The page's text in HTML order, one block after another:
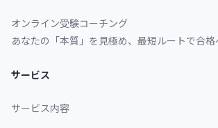
オンライン受験コーチング
あなたの「本質」を見極め、最短ルートで合格
サービス
サービス内容